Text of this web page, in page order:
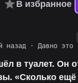
В избранное
назад ·
Давно это
в туалет. Он
«Сколько